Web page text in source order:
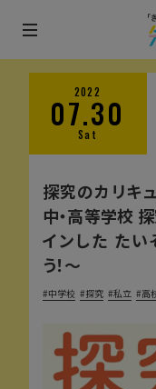
メ
2022
07.30
Sat
探究のカリキ
中・高等学校
インした たい
う！〜
中学校 探究 私立 高